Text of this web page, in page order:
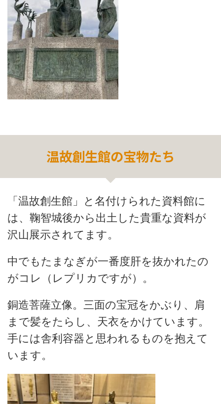
温故創生館の宝物たち
「温故創生館」と名付けられた資料館に
は、鞠智城後から出土した貴重な資料が
沢山展示されてます。
中でもたまなぎが一番度肝を抜かれたの
がコレ（レプリカですが）。
銅造菩薩立像。三面の宝冠をかぶり、肩
まで髪をたらし、天衣をかけています。
手には舎利容器と思われるものを抱えて
います。